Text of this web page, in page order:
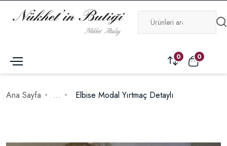
0 0
Ana Sayfa ... Elbise Modal Yırtmaç Detaylı